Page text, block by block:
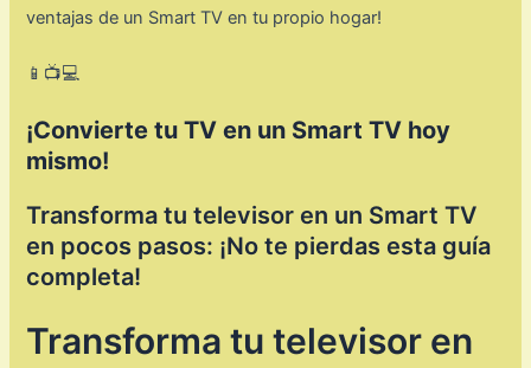
ventajas de un Smart TV en tu propio hogar!
📱📺💻
¡Convierte tu TV en un Smart TV hoy
mismo!
Transforma tu televisor en un Smart TV
en pocos pasos: ¡No te pierdas esta guía
completa!
Transforma tu televisor en